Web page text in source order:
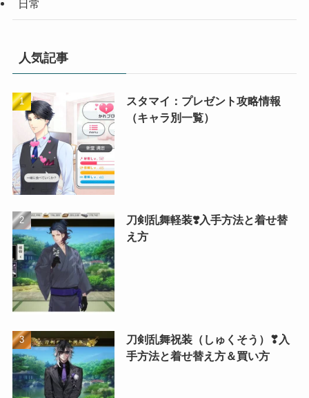
日常
人気記事
スタマイ：プレゼント攻略情報
（キャラ別一覧）
刀剣乱舞軽装❣️入手方法と着せ替
え方
刀剣乱舞祝装（しゅくそう）❣入
手方法と着せ替え方＆買い方